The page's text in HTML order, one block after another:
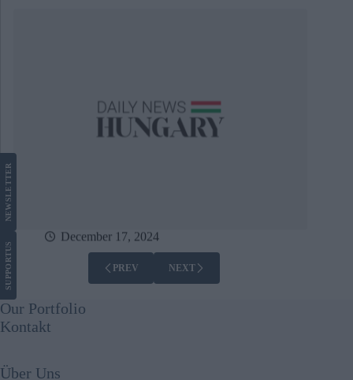
December 17, 2024
PREV NEXT
SUPPORT
US
NEWS
LETTER
Our Portfolio
Kontakt
Über Uns